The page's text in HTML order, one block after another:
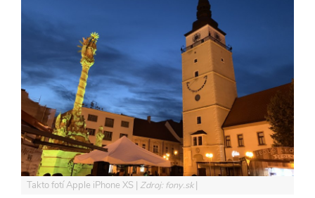
Takto fotí Apple iPhone XS Zdroj: fony.sk